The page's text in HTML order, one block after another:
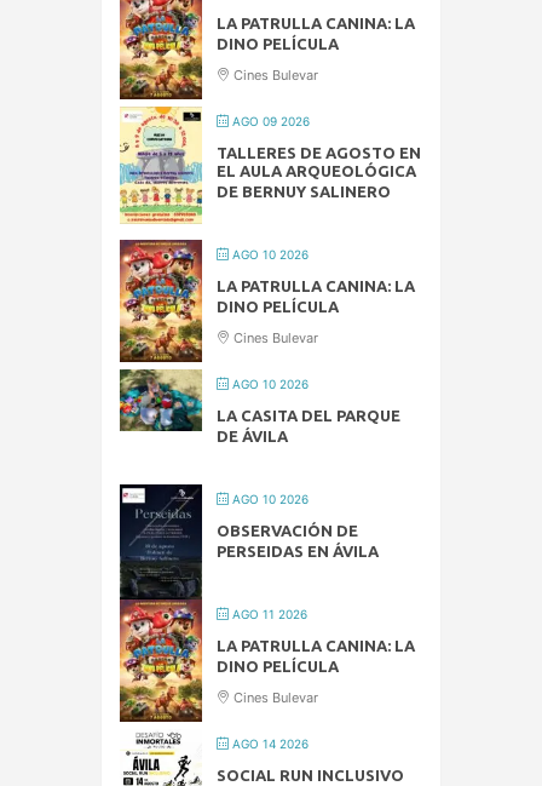
LA PATRULLA CANINA: LA
DINO PELÍCULA
Cines Bulevar
AGO 09 2026
TALLERES DE AGOSTO EN
EL AULA ARQUEOLÓGICA
DE BERNUY SALINERO
AGO 10 2026
LA PATRULLA CANINA: LA
DINO PELÍCULA
Cines Bulevar
AGO 10 2026
LA CASITA DEL PARQUE
DE ÁVILA
AGO 10 2026
OBSERVACIÓN DE
PERSEIDAS EN ÁVILA
AGO 11 2026
LA PATRULLA CANINA: LA
DINO PELÍCULA
Cines Bulevar
AGO 14 2026
SOCIAL RUN INCLUSIVO